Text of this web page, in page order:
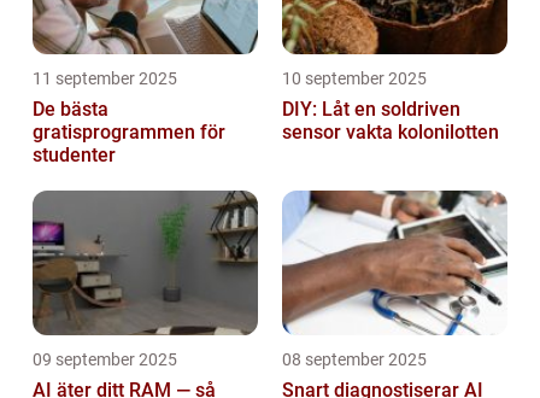
11 september 2025
De bästa
gratisprogrammen för
studenter
10 september 2025
DIY: Låt en soldriven
sensor vakta kolonilotten
09 september 2025
AI äter ditt RAM — så
08 september 2025
Snart diagnostiserar AI